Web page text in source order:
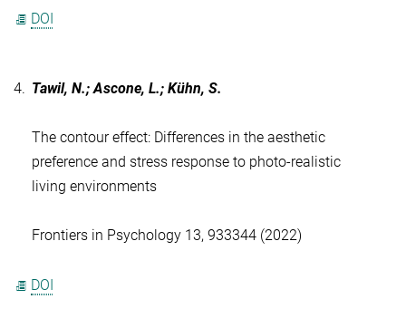
DOI
4. Tawil, N.; Ascone, L.; Kühn, S.
The contour effect: Differences in the aesthetic
preference and stress response to photo-realistic
living environments
Frontiers in Psychology 13, 933344 (2022)
DOI